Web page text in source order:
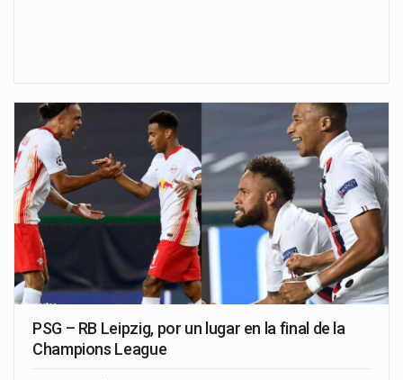
PSG – RB Leipzig, por un lugar en la final de la
Champions League